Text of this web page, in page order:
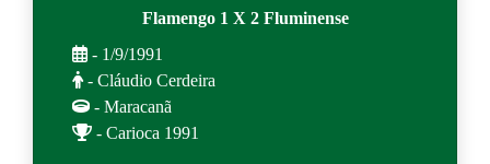
Flamengo 1 X 2 Fluminense
- 1/9/1991
- Cláudio Cerdeira
- Maracanã
- Carioca 1991